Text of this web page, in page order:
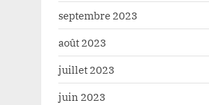
septembre 2023
août 2023
juillet 2023
juin 2023